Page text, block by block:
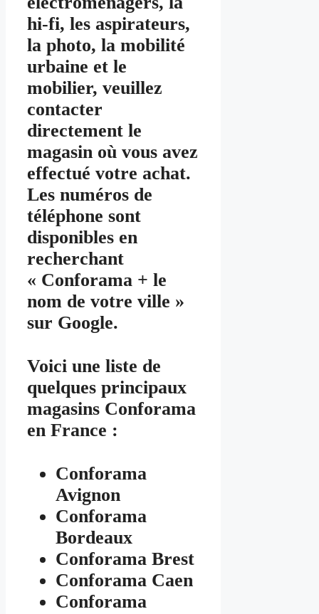
hi-fi, les aspirateurs,
la photo, la mobilité
urbaine et le
mobilier, veuillez
contacter
directement le
magasin où vous avez
effectué votre achat.
Les numéros de
téléphone sont
disponibles en
recherchant
« Conforama + le
nom de votre ville »
sur Google.
Voici une liste de
quelques principaux
magasins Conforama
en France :
Conforama
Avignon
Conforama
Bordeaux
Conforama Brest
Conforama Caen
Conforama